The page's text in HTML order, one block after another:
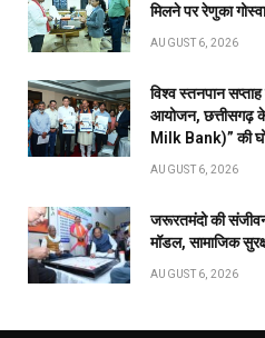
मिलने पर रेणुका
AUGUST 6, 2026
विश्व स्तनपान
आयोजन, छत्तीसगढ़
Milk Bank)” की
AUGUST 6, 2026
जरूरतमंदो की
मॉडल, सामाजिक
AUGUST 6, 2026